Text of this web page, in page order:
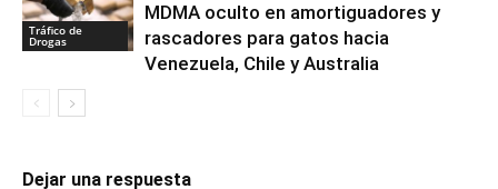
Tráfico de
Drogas
MDMA oculto en amortiguadores y
rascadores para gatos hacia
Venezuela, Chile y Australia
Dejar una respuesta